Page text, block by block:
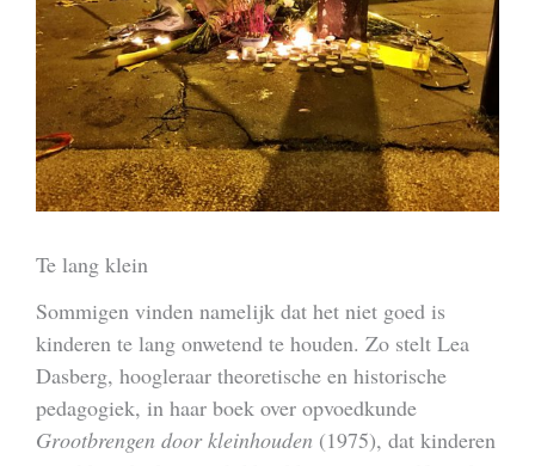
Te lang klein
Sommigen vinden namelijk dat het niet goed is
kinderen te lang onwetend te houden. Zo stelt Lea
Dasberg, hoogleraar theoretische en historische
pedagogiek, in haar boek over opvoedkunde
Grootbrengen door kleinhouden (1975), dat kinderen